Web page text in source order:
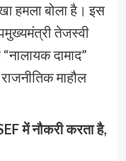
हमला बोला है। इस
तेजस्वी
दामाद”
माहौल
में नौकरी करता है,